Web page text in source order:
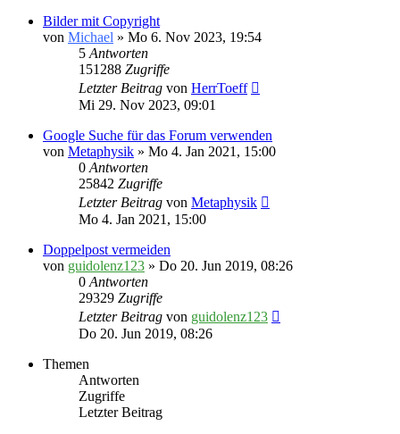
Bilder mit Copyright
von Michael » Mo 6. Nov 2023, 19:54
5Antworten
151288 Zugriffe
Letzter Beitrag von HerrToeff
Mi 29. Nov 2023, 09:01
Google Suche für das Forum verwenden
von Metaphysik » Mo 4. Jan 2021, 15:00
0Antworten
25842 Zugriffe
Letzter Beitrag von Metaphysik
Mo 4. Jan 2021, 15:00
Doppelpost vermeiden
von guidolenz123 » Do 20. Jun 2019, 08:26
0Antworten
29329 Zugriffe
Letzter Beitrag von guidolenz123
Do 20. Jun 2019, 08:26
Themen
Antworten
Zugriffe
Letzter Beitrag